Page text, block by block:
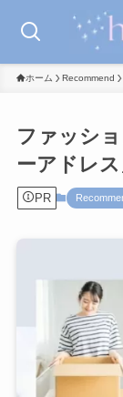
ホーム Recommend
ファッシ
ーアドレ
PR